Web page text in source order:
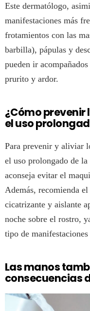
Este dermatólogo,
manifestaciones más
frotamientos con las
barbilla), pápulas y
pueden ir
prurito y ardor.
¿Cómo prevenir
el uso
Para prevenir y aliviar
el uso prolongado de la
aconseja evitar el
Además, recomienda
cicatrizante y aislante
noche sobre el rostro,
tipo de manifestaciones
Las manos
consecuencias